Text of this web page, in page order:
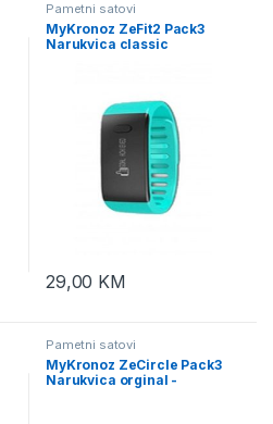
Pametni satovi
MyKronoz ZeFit2 Pack3
Narukvica classic
29,00 KM
Pametni satovi
MyKronoz ZeCircle Pack3
Narukvica orginal -